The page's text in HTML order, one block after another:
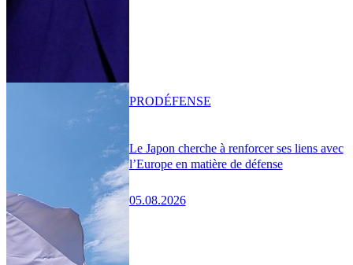
Le Japon cherche à renforcer ses liens avec
l’Europe en matière de défense
05.08.2026
PRODÉFENSE